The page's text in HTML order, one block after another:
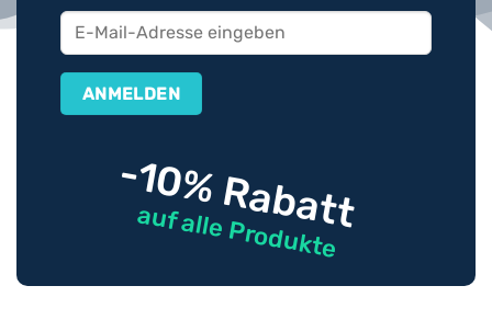
-10% Rabatt
auf alle Produkte